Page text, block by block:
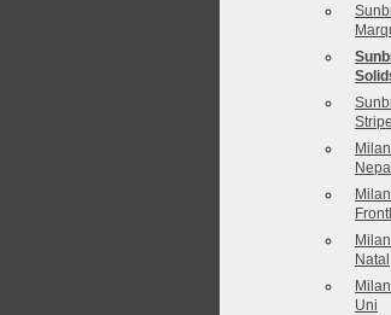
Natal
Uni